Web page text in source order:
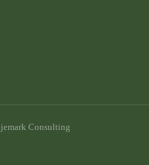
Consulting